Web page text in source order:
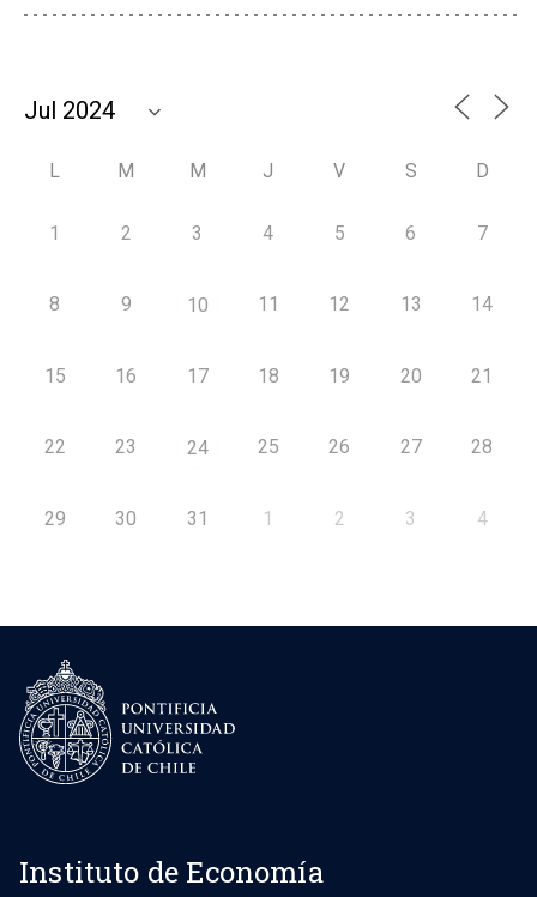
L M M J V S D
1 2 3 4 5 6 7
8 9 10 11 12 13 14
15 16 17 18 19 20 21
22 23 24 25 26 27 28
29 30 31 1 2 3 4
Instituto de Economía